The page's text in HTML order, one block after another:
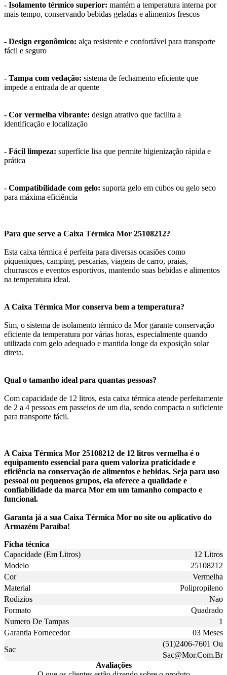
- Isolamento térmico superior: mantém a temperatura interna por
mais tempo, conservando bebidas geladas e alimentos frescos
- Design ergonômico: alça resistente e confortável para transporte
fácil e seguro
- Tampa com vedação: sistema de fechamento eficiente que
impede a entrada de ar quente
- Cor vermelha vibrante: design atrativo que facilita a
identificação e localização
- Fácil limpeza: superfície lisa que permite higienização rápida e
prática
- Compatibilidade com gelo: suporta gelo em cubos ou gelo seco
para máxima eficiência
Para que serve a Caixa Térmica Mor 25108212?
Esta caixa térmica é perfeita para diversas ocasiões como
piqueniques, camping, pescarias, viagens de carro, praias,
churrascos e eventos esportivos, mantendo suas bebidas e alimentos
na temperatura ideal.
A Caixa Térmica Mor conserva bem a temperatura?
Sim, o sistema de isolamento térmico da Mor garante conservação
eficiente da temperatura por várias horas, especialmente quando
utilizada com gelo adequado e mantida longe da exposição solar
direta.
Qual o tamanho ideal para quantas pessoas?
Com capacidade de 12 litros, esta caixa térmica atende perfeitamente
de 2 a 4 pessoas em passeios de um dia, sendo compacta o suficiente
para transporte fácil.
A Caixa Térmica Mor 25108212 de 12 litros vermelha é o
equipamento essencial para quem valoriza praticidade e
eficiência na conservação de alimentos e bebidas. Seja para uso
pessoal ou pequenos grupos, ela oferece a qualidade e
confiabilidade da marca Mor em um tamanho compacto e
funcional.
Garanta já a sua Caixa Térmica Mor no site ou aplicativo do
Armazém Paraíba!
Ficha técnica
Capacidade (Em Litros)
12 Litros
Modelo
25108212
Cor
Vermelha
Material
Polipropileno
Rodizios
Nao
Formato
Quadrado
Numero De Tampas
1
Garantia Fornecedor
03 Meses
Sac
(51)2406-7601 Ou
Sac@Mor.Com.Br
Avaliações